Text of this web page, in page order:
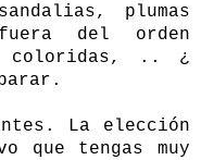
plumas
del orden
coloridas, .. ¿
La elección
que tengas muy